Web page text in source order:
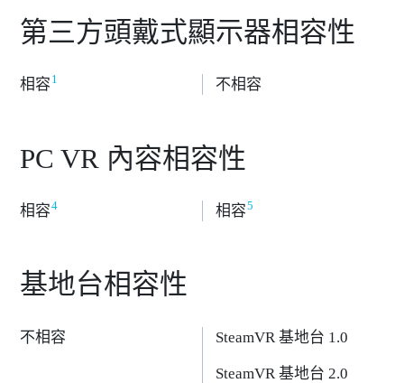
第三方頭戴式顯示器相容性
相容1 不相容
PC VR 內容相容性
相容4 相容5
基地台相容性
不相容 SteamVR 基地台 1.0
SteamVR 基地台 2.0